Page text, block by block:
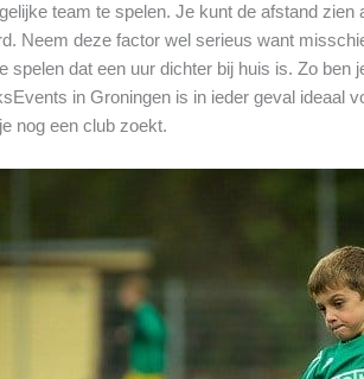
team te spelen. Je kunt de afstand
Neem deze factor wel serieus want
spelen dat een uur dichter bij huis is. Zo ben
in Groningen is in ieder geval ideaal
nog een club zoekt.